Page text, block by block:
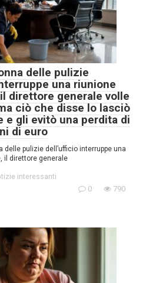
delle pulizie
una riunione
direttore generale volle
ciò che disse lo lasciò
e gli evitò una perdita di
di euro
delle pulizie dell’ufficio interruppe una
il direttore generale
interessanti
0
790